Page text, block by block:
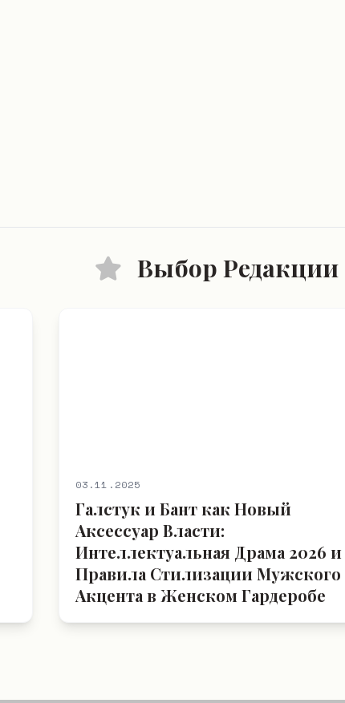
Выбор Редакции
03.11.2025
Галстук и Бант как Новый
Аксессуар Власти:
Интеллектуальная Драма 2026 и
Правила Стилизации Мужского
Акцента в Женском Гардеробе